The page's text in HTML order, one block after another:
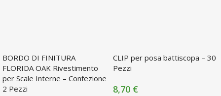
BORDO DI FINITURA
FLORIDA OAK Rivestimento
per Scale Interne – Confezione
2 Pezzi
CLIP per posa battiscopa – 30
Pezzi
8,70 €